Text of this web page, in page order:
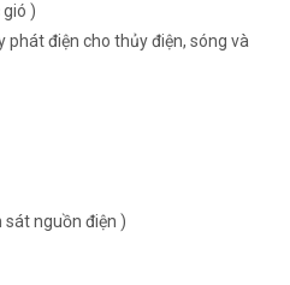
)
điện cho thủy điện, sóng và
nguồn điện )